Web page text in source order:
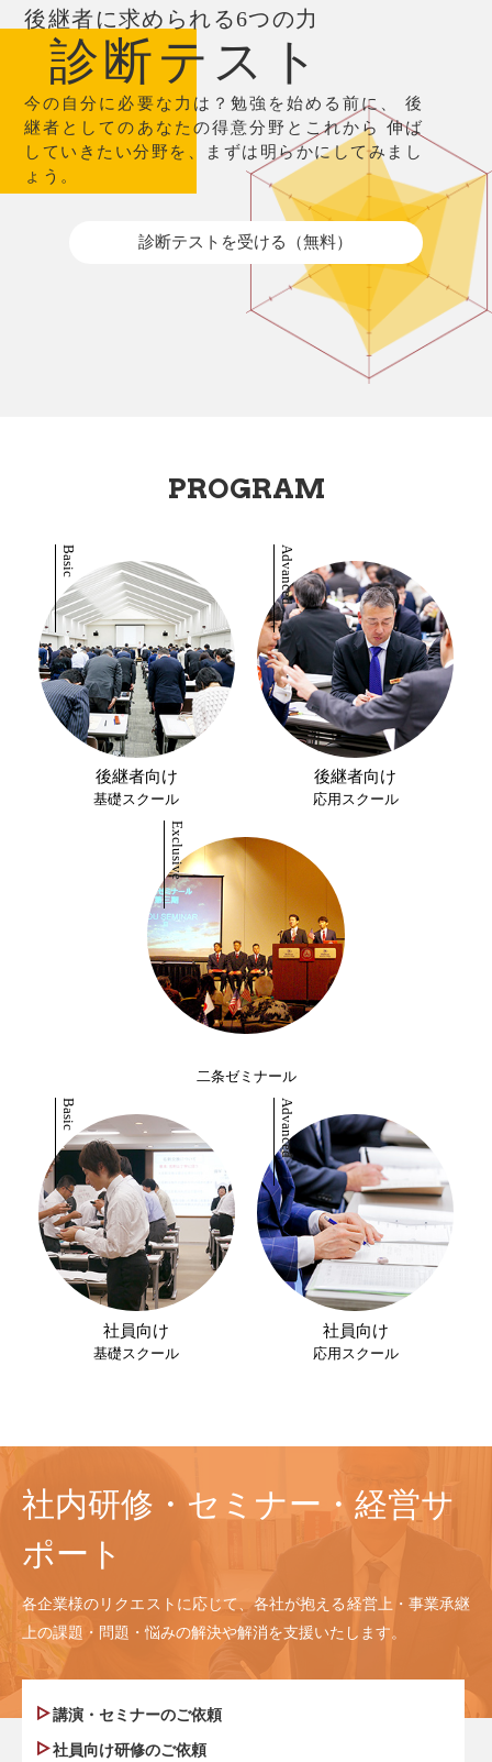
後継者に求められる6つの力
診断テスト
今の自分に必要な力は？勉強を始める前に、
後
継者としてのあなたの得意分野とこれから
伸ば
していきたい分野を、まずは明らかにしてみまし
ょう。
診断テストを受ける（無料）
PROGRAM
後継者向け
基礎スクール
後継者向け
応用スクール
二条ゼミナール
社員向け
基礎スクール
社員向け
応用スクール
社内研修・セミナー・経営サ
ポート
各企業様のリクエストに応じて、各社が抱える経営上・事業承継
上の課題・問題・悩みの解決や解消を支援いたします。
講演・セミナーのご依頼
社員向け研修のご依頼